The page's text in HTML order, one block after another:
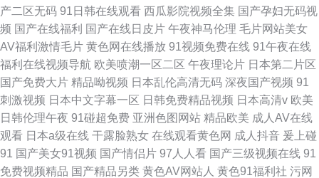
产二区无码 91日韩在线观看 西瓜影院视频全集 国产孕妇无码视
频 国产在线福利 国产在线日皮片 午夜神马伦理 毛片网站美女
AV福利激情毛片 黄色网在线播放 91视频免费在线 91午夜在线
福利在线视频导航 欧美喷潮一区二区 午夜理论片 日本第二片区
国产免费大片 精品呦视频 日本乱伦高清无码 深夜国产视频 91
刺激视频 日本中文字幕一区 日韩免费精品视频 日本高清v 欧美
日韩伦理午夜 91碰超免费 亚洲色图网站 精品欧美 成人AV在线
观看 日本a级在线 干露脸熟女 在线观看黄色网 成人抖音 爰上碰
91 国产美女91视频 国产情侣片 97人人看 国产三级视频在线 91
免费视频精品 国产精品另类 黄色AV网站人 黄色91福利社 污网